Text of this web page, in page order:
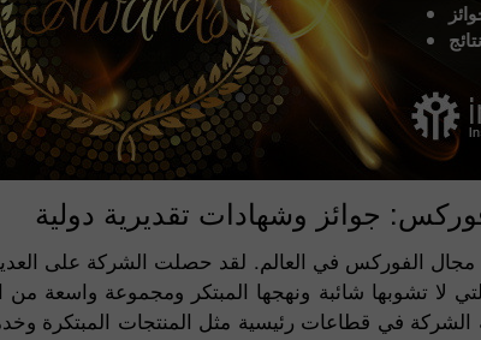
نتائج
جوائز وشهادات تقديرية دولية
مجال الفوركس في العالم. لقد حصلت الشركة على
لا تشوبها شائبة ونهجها المبتكر ومجموعة واسعة
الشركة في قطاعات رئيسية مثل المنتجات المبتكرة